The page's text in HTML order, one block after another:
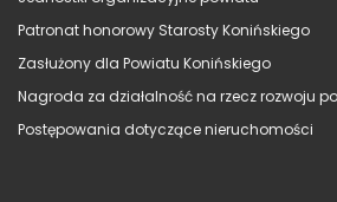
Patronat honorowy Starosty Konińskiego
Zasłużony dla Powiatu Konińskiego
Nagroda za działalność na rzecz rozwoju
Postępowania dotyczące nieruchomości